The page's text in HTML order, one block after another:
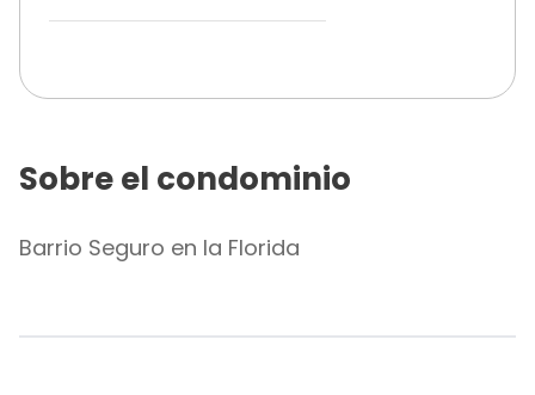
Sobre el condominio
Barrio Seguro en la Florida